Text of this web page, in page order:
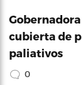
cubierta de
paliativos
0